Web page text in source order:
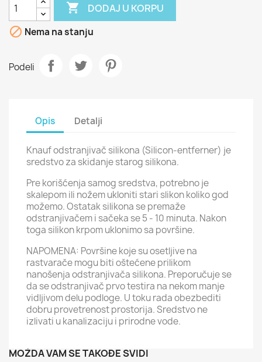
 DODAJ U KORPU
 Nema na stanju
Podeli
Opis Detalji
Knauf odstranjivač silikona (Silicon-entferner) je
sredstvo za skidanje starog silikona.
Pre korišćenja samog sredstva, potrebno je
skalepom ili nožem ukloniti stari slikon koliko god
možemo. Ostatak silikona se premaže
odstranjivačem i sačeka se 5 - 10 minuta. Nakon
toga silikon krpom uklonimo sa površine.
NAPOMENA: Površine koje su osetljive na
rastvarače mogu biti oštećene prilikom
nanošenja odstranjivača silikona. Preporučuje se
da se odstranjivač prvo testira na nekom manje
vidljivom delu podloge. U toku rada obezbediti
dobru provetrenost prostorija. Sredstvo ne
izlivati u kanalizaciju i prirodne vode.
MOŽDA VAM SE TAKOĐE SVIDI